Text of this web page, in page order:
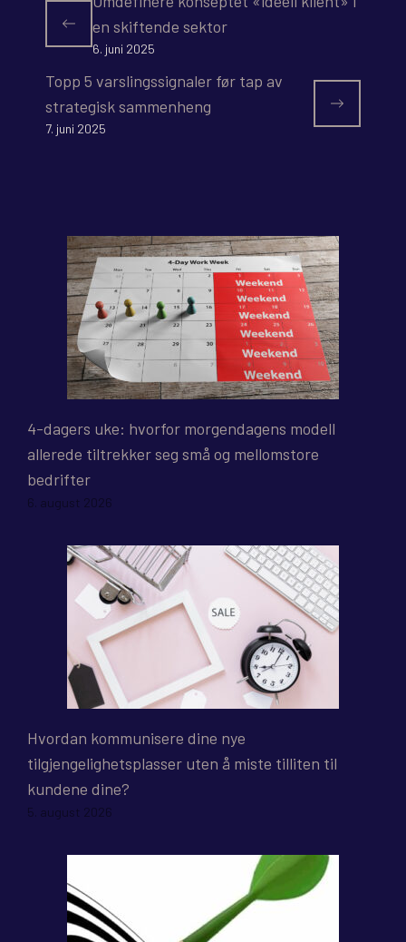
en skiftende sektor
6. juni 2025
Topp 5 varslingssignaler før tap av
strategisk sammenheng
7. juni 2025
4-dagers uke: hvorfor morgendagens modell
allerede tiltrekker seg små og mellomstore
bedrifter
6. august 2026
Hvordan kommunisere dine nye
tilgjengelighetsplasser uten å miste tilliten til
kundene dine?
5. august 2026